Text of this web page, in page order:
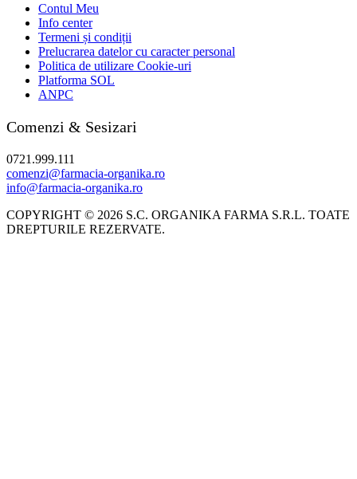
Contul Meu
Info center
Termeni și condiții
Prelucrarea datelor cu caracter personal
Politica de utilizare Cookie-uri
Platforma SOL
ANPC
Comenzi & Sesizari
0721.999.111
comenzi@farmacia-organika.ro
info@farmacia-organika.ro
COPYRIGHT © 2026 S.C. ORGANIKA FARMA S.R.L. TOATE
DREPTURILE REZERVATE.